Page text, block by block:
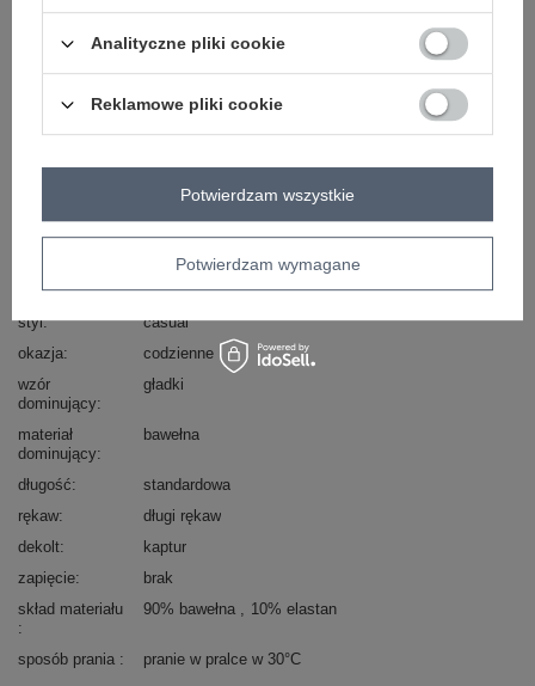
ZALOGUJ SIĘ I ZOBACZ CENĘ
Masz pytanie? Chętnie pomożemy.
skład materiału : 90% bawełna , 10% elastan
RV-BL-A168.18
Marka
RELEVANCE
styl
casual
okazja
codzienne
wzór
dominujący
gładki
materiał
dominujący
bawełna
długość
standardowa
rękaw
długi rękaw
dekolt
kaptur
zapięcie
brak
skład materiału
90% bawełna 10% elastan
sposób prania pranie w pralce w 30°C
Analityczne pliki cookie
Reklamowe pliki cookie
Potwierdzam wymagane
Potwierdzam wszystkie